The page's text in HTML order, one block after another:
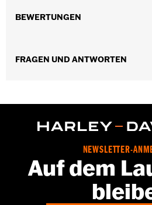
Modelle erfordern die Halterung P/N
Kapazität:321 Cubic inch
BEWERTUNGEN
FRAGEN UND ANTWORTEN
NEWSLETTER-
Auf dem